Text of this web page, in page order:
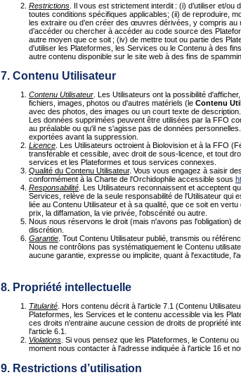
Restrictions . Il vous est strictement interdit : (i) d’utiliser et/
toutes conditions spécifiques applicables; (ii) de reproduire,
les extraire ou d’en créer des œuvres dérivées, y compris au
d’accéder ou chercher à accéder au code source des
autre moyen que ce soit ; (iv) de mettre tout ou partie des
d'utiliser les Plateformes, les Services ou le Contenu à des
autre contenu disponible sur le site web à des fins de
7. Contenu Utilisateur
Contenu Utilisateur . Les Utilisateurs ont la possibilité
fichiers, images, photos ou d'autres matériels (le Contenu
avec des photos, des images ou un court texte de
Les données supprimées peuvent être utilisées par la FFO
au préalable ou qu'il ne s'agisse pas de données
exportées avant la suppression.
Licence . Les Utilisateurs octroient à Biolovision et à la FFO
transférable et cessible, avec droit de sous-licence, et tout
services et les Plateformes et tous services connexes.
Qualité du Contenu Utilisateur. Vous vous engagez à saisir
conformément à la Charte de l'Orchidophile accessible sous
Responsabilité . Les Utilisateurs reconnaissent et acceptent
Services, relève de la seule responsabilité de l'Utilisateur qui
liée au Contenu Utilisateur et à sa qualité, que ce soit en
prix, la diffamation, la vie privée, l'obscénité ou autre.
Nous nous réservons le droit (mais n'avons pas l'obligation)
discrétion.
Garantie . Tout Contenu Utilisateur publié, transmis ou
Nous ne contrôlons pas systématiquement le Contenu
aucune garantie, expresse ou implicite, quant à l'exactitude,
8. Propriété intellectuelle
Titularité . Hors contenu décrit à l'article 7.1 (Contenu
Plateformes, les Services et le contenu accessible via les
ces droits n'entraine aucune cession de droits de propriété
l'article 6.1.
Violations . Si vous pensez que les Plateformes, le Contenu
moment nous contacter à l'adresse indiquée à l'article 16 et
9. Restrictions d’utilisation